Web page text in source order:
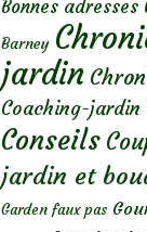
Bonnes adresses
Barney
jardin
Coaching-jardin
Conseils
jardin et
Garden faux pas